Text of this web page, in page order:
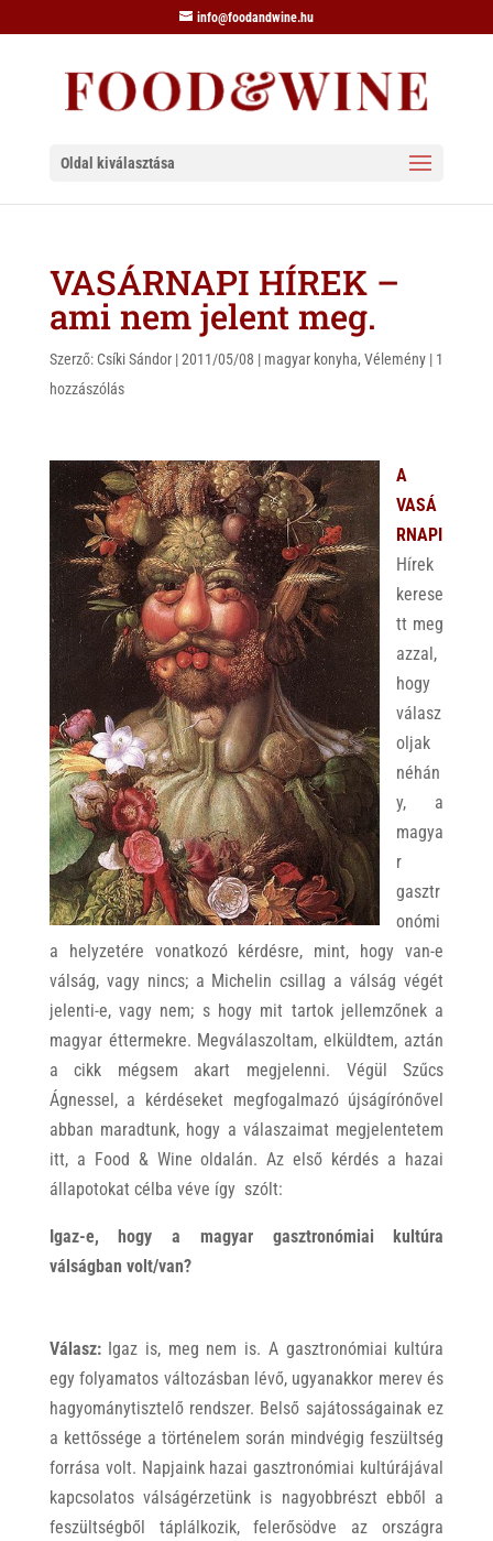
info@foodandwine.hu
Oldal kiválasztása
VASÁRNAPI HÍREK –
ami nem jelent meg.
Szerző: Csíki Sándor|2011/05/08 | magyar konyha, Vélemény| 1
hozzászólás
A
VASÁ
RNAPI
Hírek
kerese
tt meg
azzal,
hogy
válasz
oljak
néhán
y, a
magya
r
gasztr
onómi
a helyzetére vonatkozó kérdésre, mint, hogy van-e
válság, vagy nincs; a Michelin csillag a válság végét
jelenti-e, vagy nem; s hogy mit tartok jellemzőnek a
magyar éttermekre. Megválaszoltam, elküldtem, aztán
a cikk mégsem akart megjelenni. Végül Szűcs
Ágnessel, a kérdéseket megfogalmazó újságírónővel
abban maradtunk, hogy a válaszaimat megjelentetem
itt, a Food & Wine oldalán. Az első kérdés a hazai
állapotokat célba véve így szólt:
Igaz-e, hogy a magyar gasztronómiai kultúra
válságban volt/van?
Válasz:Igaz is, meg nem is. A gasztronómiai kultúra
egy folyamatos változásban lévő, ugyanakkor merev és
hagyománytisztelő rendszer. Belső sajátosságainak ez
a kettőssége a történelem során mindvégig feszültség
forrása volt. Napjaink hazai gasztronómiai kultúrájával
kapcsolatos válságérzetünk is nagyobbrészt ebből a
feszültségből táplálkozik, felerősödve az országra